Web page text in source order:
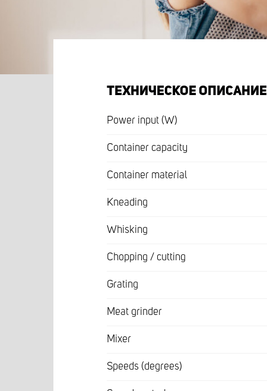
ТЕХНИЧЕСКОЕ ОПИСАНИЕ
Power input (W)
Container capacity
Container material
Kneading
Whisking
Chopping / cutting
Grating
Meat grinder
Mixer
Speeds (degrees)